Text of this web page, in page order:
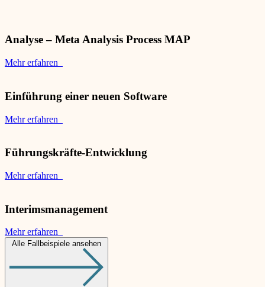
Analyse – Meta Analysis Process MAP
Mehr erfahren
Einführung einer neuen Software
Mehr erfahren
Führungskräfte-Entwicklung
Mehr erfahren
Interimsmanagement
Mehr erfahren
Alle Fallbeispiele ansehen